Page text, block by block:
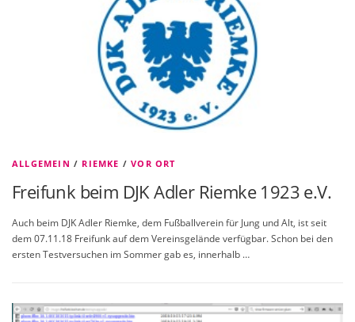
ALLGEMEIN / RIEMKE /VOR ORT
Freifunk beim DJK Adler Riemke 1923 e.V.
Auch beim DJK Adler Riemke, dem Fußballverein für Jung und Alt, ist seit
dem 07.11.18 Freifunk auf dem Vereinsgelände verfügbar. Schon bei den
ersten Testversuchen im Sommer gab es, innerhalb …